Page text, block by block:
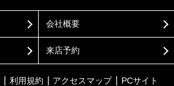
会社概要
来店予約
利用規約 アクセスマップ
PCサイト